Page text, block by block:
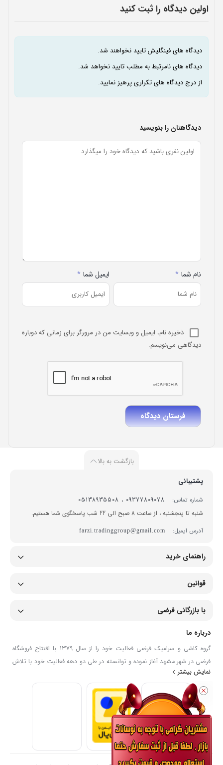
اولین دیدگاه را ثبت کنید
دیدگاه های فینگلیش تایید نخواهند شد.
دیدگاه های نامرتبط به مطلب تایید نخواهد شد.
از درج دیدگاه های تکراری پرهیز نمایید.
دیدگاهتان را بنویسید
نام شما * ایمیل شما *
ذخیره نام، ایمیل و وبسایت من در مرورگر برای زمانی که دوباره
دیدگاهی می‌نویسم.
بازگشت به بالا
پشتیبانی
شماره تماس:
09377809078 ، 05138935508
شنبه تا پنجشنبه ، از ساعت 8 صبح الی 22 شب پاسخگوی شما هستیم.
آدرس ایمیل:
farzi.tradinggroup@gmail.com
راهنمای خرید
قوانین
با بازرگانی فرضی
درباره ما
گروه کاشی و سرامیک فرضی فعالیت خود را از سال 1379 با افتتاح فروشگاه
فرضی در شهر مشهد آغاز نموده و توانسته در طی دو دهه فعالیت خود با تلاش
و بکار گیری نیروهای توانمند و با اخذ نمایندگی از برند های لوکس و معتبر
ایرانی (کاشی لوتوس ، اسلب های زیگما ، سرامیک های برند SWT ، وان و
جکوزی شاینی ، شیرآلات کلار ، شیرآلات شودر ، محصولات داتیس و...) در زمینه
تامین متریال مورد نیاز پروژه های بزرگ توانسته ایم رزومه ی موفقی از خود
بجای بگذاریم.
نمایش بیشتر